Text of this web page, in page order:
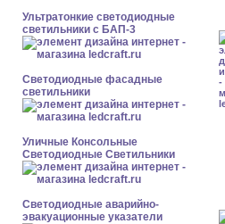
Ультратонкие светодиодные
светильники с БАП-3
Светодиодные фасадные
светильники
Уличные Консольные
Светодиодные Светильники
Светодиодные аварийно-
эвакуационные указатели